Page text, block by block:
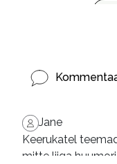
Jane
Keerukatel
mitte liiga